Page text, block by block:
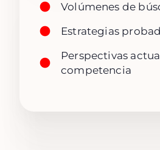
Volúmenes de
Estrategias
Perspectivas
competencia